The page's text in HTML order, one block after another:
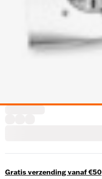
Gratis verzending vanaf €50